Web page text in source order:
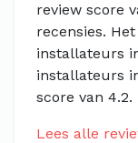
review score
recensies.
installateurs
installateurs
score van 4.2.
Lees alle